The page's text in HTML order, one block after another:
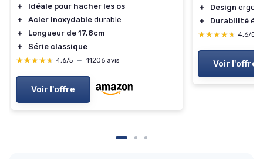
＋
Idéale pour hacher les os
＋
Acier inoxydable durable
＋
Longueur de 17.8cm
＋
Série classique
★★★★★
★★★★★ 4,6/5 — 11206 avis
Voir l'offre
＋
Design
＋
Durabilité
★★★★★
★★★★★ 4,6/5
Voir l'offre